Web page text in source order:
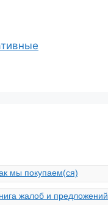
мы покупаем(ся)
жалоб и предложений